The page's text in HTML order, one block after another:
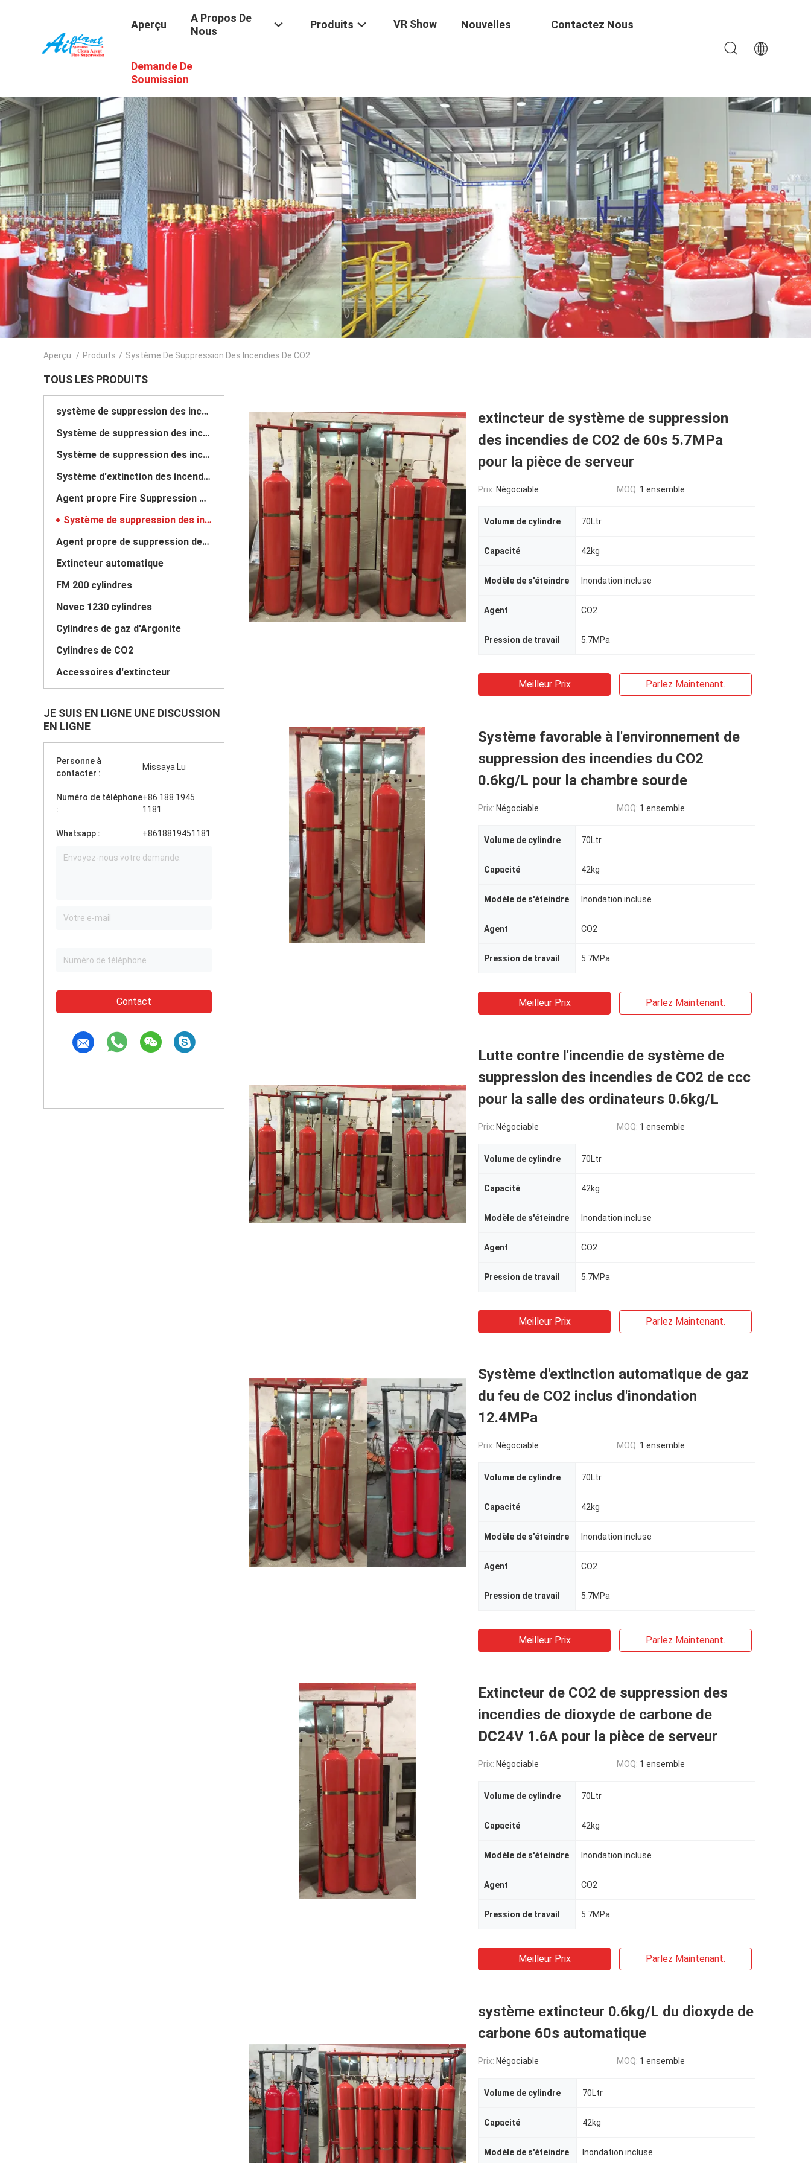
Aperçu
A Propos De
Nous
Produits VR Show Nouvelles Contactez Nous
Demande De
Soumission
Aperçu / Produits / Système De Suppression Des Incendies De CO2
TOUS LES PRODUITS
système de suppression des incendies fm200
Système de suppression des incendies de Novec 1230
Système de suppression des incendies de gaz inerte
Système d'extinction des incendies de cuisine
Agent propre Fire Suppression System
Système de suppression des incendies de CO2
Agent propre de suppression des incendies
Extincteur automatique
FM 200 cylindres
Novec 1230 cylindres
Cylindres de gaz d'Argonite
Cylindres de CO2
Accessoires d'extincteur
JE SUIS EN LIGNE UNE DISCUSSION
EN LIGNE
Personne à
contacter :
Missaya Lu
Numéro de téléphone
:
+86 188 1945
1181
Whatsapp : +8618819451181
Contact
extincteur de système de suppression
des incendies de CO2 de 60s 5.7MPa
pour la pièce de serveur
Prix: Négociable MOQ: 1 ensemble
Volume de cylindre 70Ltr
Capacité 42kg
Modèle de s'éteindre Inondation incluse
Agent CO2
Pression de travail 5.7MPa
Meilleur Prix Parlez Maintenant.
Système favorable à l'environnement de
suppression des incendies du CO2
0.6kg/L pour la chambre sourde
Prix: Négociable MOQ: 1 ensemble
Volume de cylindre 70Ltr
Capacité 42kg
Modèle de s'éteindre Inondation incluse
Agent CO2
Pression de travail 5.7MPa
Meilleur Prix Parlez Maintenant.
Lutte contre l'incendie de système de
suppression des incendies de CO2 de ccc
pour la salle des ordinateurs 0.6kg/L
Prix: Négociable MOQ: 1 ensemble
Volume de cylindre 70Ltr
Capacité 42kg
Modèle de s'éteindre Inondation incluse
Agent CO2
Pression de travail 5.7MPa
Meilleur Prix Parlez Maintenant.
Système d'extinction automatique de gaz
du feu de CO2 inclus d'inondation
12.4MPa
Prix: Négociable MOQ: 1 ensemble
Volume de cylindre 70Ltr
Capacité 42kg
Modèle de s'éteindre Inondation incluse
Agent CO2
Pression de travail 5.7MPa
Meilleur Prix Parlez Maintenant.
Extincteur de CO2 de suppression des
incendies de dioxyde de carbone de
DC24V 1.6A pour la pièce de serveur
Prix: Négociable MOQ: 1 ensemble
Volume de cylindre 70Ltr
Capacité 42kg
Modèle de s'éteindre Inondation incluse
Agent CO2
Pression de travail 5.7MPa
Meilleur Prix Parlez Maintenant.
système extincteur 0.6kg/L du dioxyde de
carbone 60s automatique
Prix: Négociable MOQ: 1 ensemble
Volume de cylindre 70Ltr
Capacité 42kg
Modèle de s'éteindre Inondation incluse